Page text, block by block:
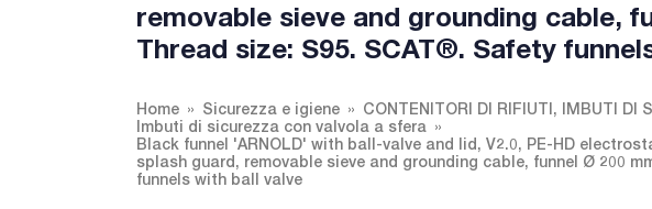
removable sieve and grounding cable,
Thread size: S95. SCAT®. Safety
Home Sicurezza e igiene
CONTENITORI DI RIFIUTI, IMBUTI DI
Imbuti di sicurezza con valvola a sfera
Black funnel 'ARNOLD' with ball-valve and lid, V2.0, PE-HD
splash guard, removable sieve and grounding cable, funnel Ø 200
funnels with ball valve